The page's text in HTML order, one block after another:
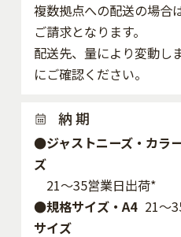
複数拠点への配送の場合
ご請求となります。
配送先、量により変動し
にご確認ください。
納 期
●ジャストニーズ・カラ
ズ
21～35営業日出荷*
●規格サイズ・A4
サイズ
21～